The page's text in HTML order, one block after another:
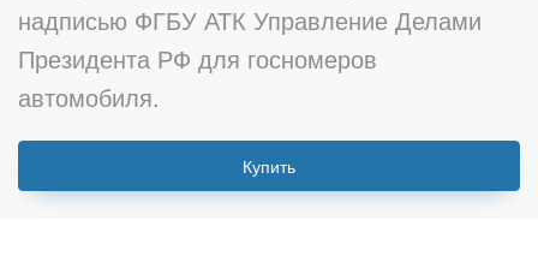
надписью ФГБУ АТК Управление Делами
Президента РФ для госномеров
автомобиля.
Купить